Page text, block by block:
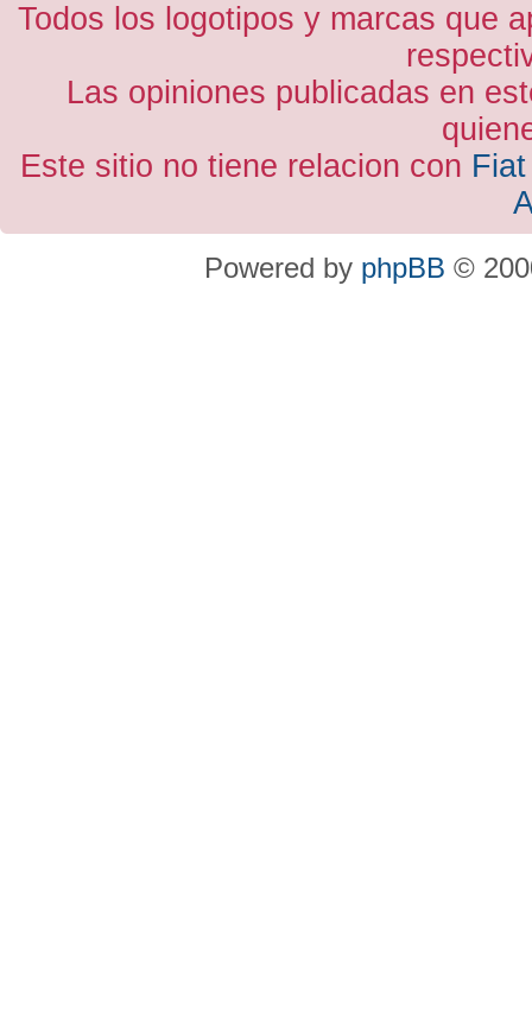
Todos los logotipos y marcas que
Las opiniones publicadas en
Este sitio no tiene relacion con
Powered by phpBB ©